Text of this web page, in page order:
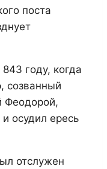
поста
году, когда
созванный
Феодорой,
осудил ересь
отслужен